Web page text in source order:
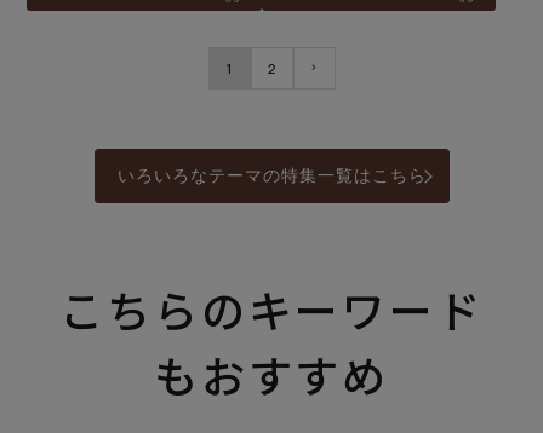
1 2
いろいろなテーマの特集一覧はこちら
こちらのキーワード
もおすすめ